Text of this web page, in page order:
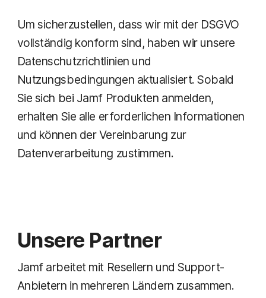
Um sicherzustellen, dass wir mit der DSGVO
vollständig konform sind, haben wir unsere
Datenschutzrichtlinien und
Nutzungsbedingungen aktualisiert. Sobald
Sie sich bei Jamf Produkten anmelden,
erhalten Sie alle erforderlichen Informationen
und können der Vereinbarung zur
Datenverarbeitung zustimmen.
Unsere Partner
Jamf arbeitet mit Resellern und Support-
Anbietern in mehreren Ländern zusammen.